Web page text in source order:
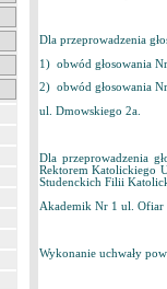
Dla przeprowadzenia
1) obwód głosowania
2) obwód głosowania
ul. Dmowskiego 2a.
Dla przeprowadzenia
Rektorem Katolickiego
Studenckich Filii
Akademik Nr 1 ul.
Wykonanie uchwały